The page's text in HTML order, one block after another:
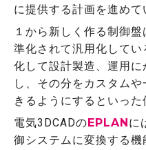
に提供する計画を進めて
１から新しく作る制御
準化されて汎用化して
化して設計製造、運用
し、その分をカスタム
きるようにするといった
電気3DCADの EPLAN に
御システムに変換する